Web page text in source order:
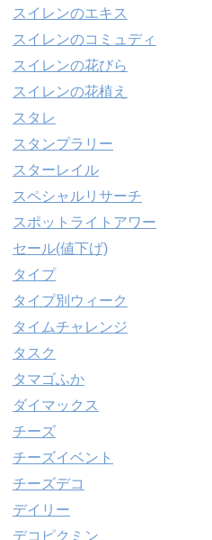
スイレンのエキス
スイレンのコミュディ
スイレンの花びら
スイレンの花植え
スタレ
スタンプラリー
スターレイル
スペシャルリサーチ
スポットライトアワー
セール(値下げ)
タイプ
タイプ別ウィーク
タイムチャレンジ
タスク
タマゴふか
ダイマックス
チーズ
チーズイベント
チーズデコ
デイリー
デコピクミン